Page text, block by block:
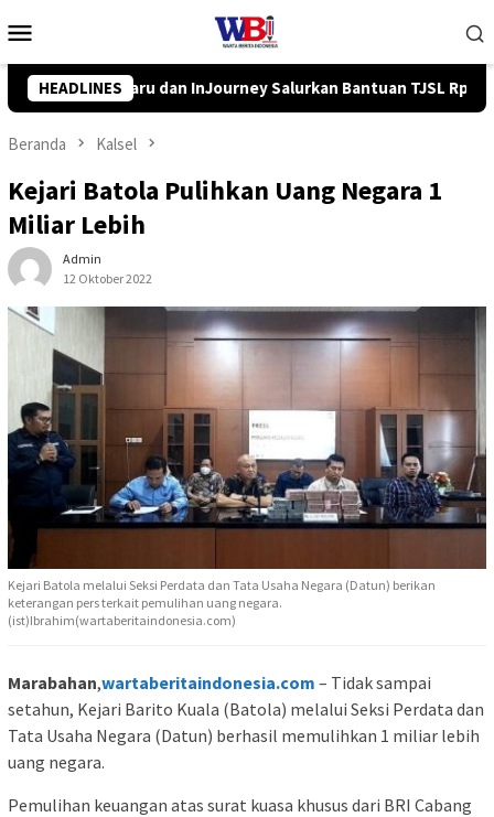
ke
Mobile
HEADLINES
Bantuan TJSL Rp319 Juta Pemkab Balangan
Beranda Kalsel
Kejari Batola Pulihkan Uang Negara 1
Miliar Lebih
Admin
12 Oktober 2022
Kejari Batola melalui Seksi Perdata dan Tata Usaha Negara (Datun) berikan
keterangan pers terkait pemulihan uang negara.
(ist)Ibrahim(wartaberitaindonesia.com)
Marabahan,wartaberitaindonesia.com – Tidak sampai
setahun, Kejari Barito Kuala (Batola) melalui Seksi Perdata dan
Tata Usaha Negara (Datun) berhasil memulihkan 1 miliar lebih
uang negara.
Pemulihan keuangan atas surat kuasa khusus dari BRI Cabang